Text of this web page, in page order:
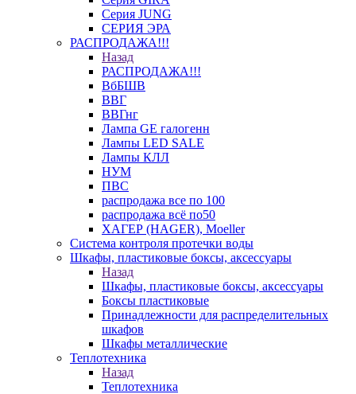
Серия JUNG
СЕРИЯ ЭРА
РАСПРОДАЖА!!!
Назад
РАСПРОДАЖА!!!
ВбБШВ
ВВГ
ВВГнг
Лампа GE галогенн
Лампы LED SALE
Лампы КЛЛ
НУМ
ПВС
распродажа все по 100
распродажа всё по50
ХАГЕР (HAGER), Moeller
Система контроля протечки воды
Шкафы, пластиковые боксы, аксессуары
Назад
Шкафы, пластиковые боксы, аксессуары
Боксы пластиковые
Принадлежности для распределительных
шкафов
Шкафы металлические
Теплотехника
Назад
Теплотехника